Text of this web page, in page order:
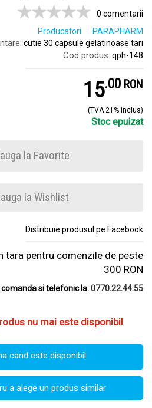
0 comentarii
Producatori
PARAPHARM
cutie 30 capsule gelatinoase tari
Cod produs: qph-148
15.0 RON
(TVA 21% inclus)
Stoc epuizat
la Favorite
la Wishlist
Distribuie produsul pe Facebook
tara pentru comenzile de peste
300 RON
comanda si telefonic la:0770.22.44.55
nu mai este disponibil
cand este disponibil
a alege un produs similar